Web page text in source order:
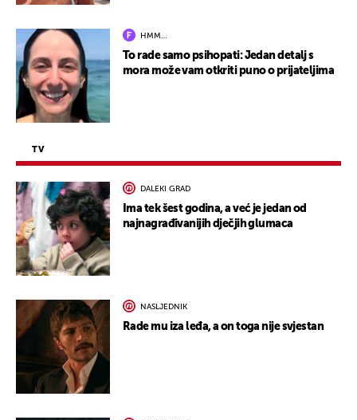
HMM…
To rade samo psihopati: Jedan detalj s
mora može vam otkriti puno o prijateljima
TV
DALEKI GRAD
Ima tek šest godina, a već je jedan od
najnagrađivanijih dječjih glumaca
NASLJEDNIK
Rade mu iza leđa, a on toga nije svjestan